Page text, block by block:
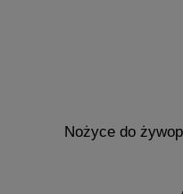
Nożyce do